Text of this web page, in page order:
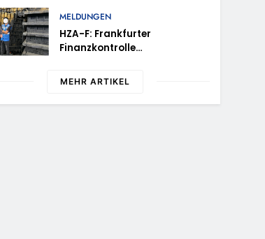
MELDUNGEN
HZA-F: Frankfurter
Finanzkontrolle
Tagen Kontrollen Im Gastro-
Durch
MEHR ARTIKEL